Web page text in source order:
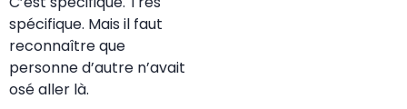
spécifique. Mais il faut
reconnaître que
personne d’autre n’avait
osé aller là.